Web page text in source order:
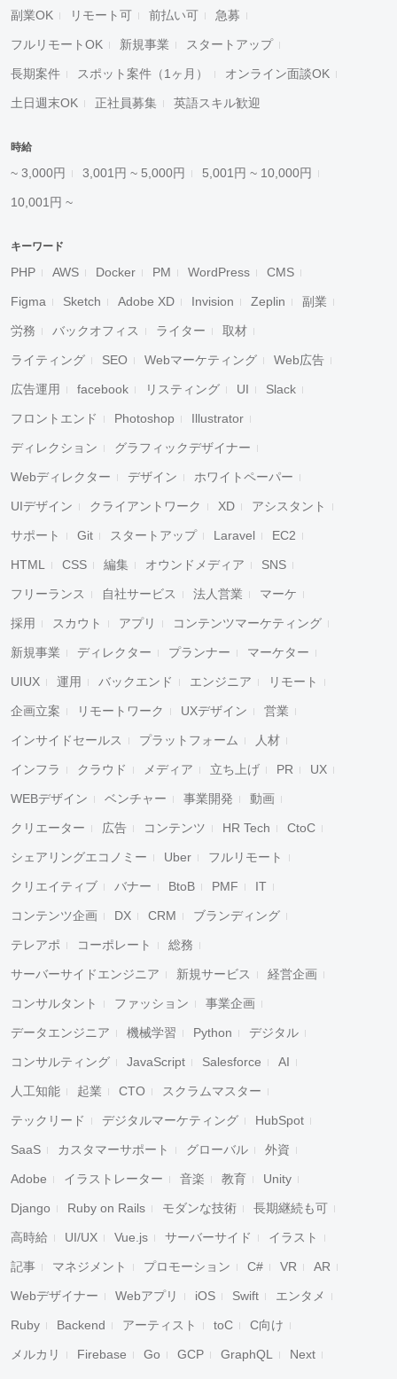
副業OK リモート可 前払い可 急募
フルリモートOK 新規事業 スタートアップ
長期案件 スポット案件（1ヶ月） オンライン面談OK
土日週末OK 正社員募集 英語スキル歓迎
時給
~ 3,000円 3,001円 ~ 5,000円 5,001円 ~ 10,000円
10,001円 ~
キーワード
PHP AWS Docker PM WordPress CMS
Figma Sketch Adobe XD Invision Zeplin 副業
労務 バックオフィス ライター 取材
ライティング SEO Webマーケティング Web広告
広告運用 facebook リスティング UI Slack
フロントエンド Photoshop Illustrator
ディレクション グラフィックデザイナー
Webディレクター デザイン ホワイトペーパー
UIデザイン クライアントワーク XD アシスタント
サポート Git スタートアップ Laravel EC2
HTML CSS 編集 オウンドメディア SNS
フリーランス 自社サービス 法人営業 マーケ
採用 スカウト アプリ コンテンツマーケティング
新規事業 ディレクター プランナー マーケター
UIUX 運用 バックエンド エンジニア リモート
企画立案 リモートワーク UXデザイン 営業
インサイドセールス プラットフォーム 人材
インフラ クラウド メディア 立ち上げ PR UX
WEBデザイン ベンチャー 事業開発 動画
クリエーター 広告 コンテンツ HR Tech CtoC
シェアリングエコノミー Uber フルリモート
クリエイティブ バナー BtoB PMF IT
コンテンツ企画 DX CRM ブランディング
テレアポ コーポレート 総務
サーバーサイドエンジニア 新規サービス 経営企画
コンサルタント ファッション 事業企画
データエンジニア 機械学習 Python デジタル
コンサルティング JavaScript Salesforce AI
人工知能 起業 CTO スクラムマスター
テックリード デジタルマーケティング HubSpot
SaaS カスタマーサポート グローバル 外資
Adobe イラストレーター 音楽 教育 Unity
Django Ruby on Rails モダンな技術 長期継続も可
高時給 UI/UX Vue.js サーバーサイド イラスト
記事 マネジメント プロモーション C# VR AR
Webデザイナー Webアプリ iOS Swift エンタメ
Ruby Backend アーティスト toC C向け
メルカリ Firebase Go GCP GraphQL Next